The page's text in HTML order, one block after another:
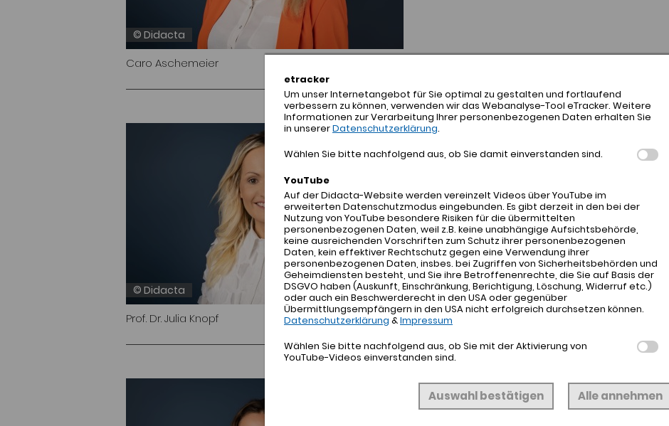
© Didacta
Caro Aschemeier
© Didacta
Prof. Dr. Julia Knopf
PROF. DR. JULIA KNOPF
Vorstandsmitglied
knopf@didacta.de
MILENA PFLÜGL
Vorstandsmitglied
etracker
Um unser Internetangebot für Sie optimal zu gestalten und fortlaufend
verbessern zu können, verwenden wir das Webanalyse-Tool eTracker. Weitere
Informationen zur Verarbeitung Ihrer personenbezogenen Daten erhalten Sie
in unsererDatenschutzerklärung.
Wählen Sie bitte nachfolgend aus, ob Sie damit einverstanden sind.
YouTube
Auf der Didacta-Website werden vereinzelt Videos über YouTube im
erweiterten Datenschutzmodus eingebunden. Es gibt derzeit in den bei der
Nutzung von YouTube besondere Risiken für die übermittelten
personenbezogenen Daten, weil z.B. keine unabhängige Aufsichtsbehörde,
keine ausreichenden Vorschriften zum Schutz ihrer personenbezogenen
Daten, kein effektiver Rechtschutz gegen eine Verwendung ihrer
personenbezogenen Daten, insbes. bei Zugriffen von Sicherheitsbehörden und
Geheimdiensten besteht, und Sie ihre Betroffenenrechte, die Sie auf Basis der
DSGVO haben (Auskunft, Einschränkung, Berichtigung, Löschung, Widerruf etc.)
oder auch ein Beschwerderecht in den USA oder gegenüber
Übermittlungsempfängern in den USA nicht erfolgreich durchsetzen können.
Datenschutzerklärung &Impressum
Wählen Sie bitte nachfolgend aus, ob Sie mit der Aktivierung von
YouTube-Videos einverstanden sind.
Auswahl bestätigen Alle annehmen